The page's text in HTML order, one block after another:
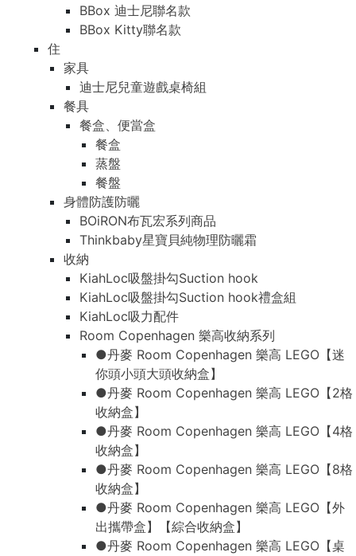
BBox 迪士尼聯名款
BBox Kitty聯名款
住
家具
迪士尼兒童遊戲桌椅組
餐具
餐盒、便當盒
餐盒
蒸盤
餐盤
身體防護防曬
BOiRON布瓦宏系列商品
Thinkbaby星寶貝純物理防曬霜
收納
KiahLoc吸盤掛勾Suction hook
KiahLoc吸盤掛勾Suction hook禮盒組
KiahLoc吸力配件
Room Copenhagen 樂高收納系列
●丹麥 Room Copenhagen 樂高 LEGO【迷
你頭小頭大頭收納盒】
●丹麥 Room Copenhagen 樂高 LEGO【2格
收納盒】
●丹麥 Room Copenhagen 樂高 LEGO【4格
收納盒】
●丹麥 Room Copenhagen 樂高 LEGO【8格
收納盒】
●丹麥 Room Copenhagen 樂高 LEGO【外
出攜帶盒】【綜合收納盒】
●丹麥 Room Copenhagen 樂高 LEGO【桌